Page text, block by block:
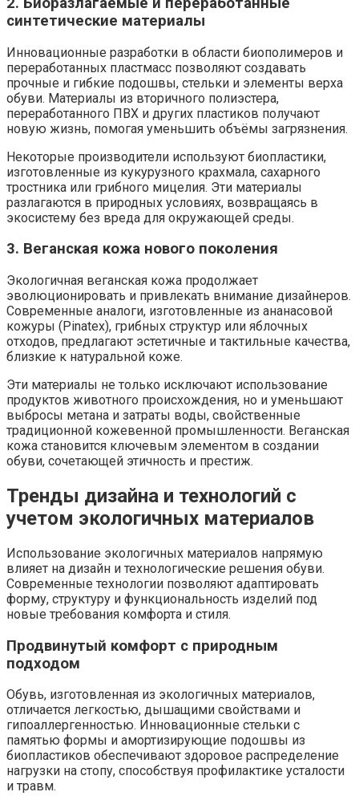
синтетические материалы
Инновационные разработки в области биополимеров и
переработанных пластмасс позволяют создавать
прочные и гибкие подошвы, стельки и элементы верха
обуви. Материалы из вторичного полиэстера,
переработанного ПВХ и других пластиков получают
новую жизнь, помогая уменьшить объёмы загрязнения.
Некоторые производители используют биопластики,
изготовленные из кукурузного крахмала, сахарного
тростника или грибного мицелия. Эти материалы
разлагаются в природных условиях, возвращаясь в
экосистему без вреда для окружающей среды.
3. Веганская кожа нового поколения
Экологичная веганская кожа продолжает
эволюционировать и привлекать внимание дизайнеров.
Современные аналоги, изготовленные из ананасовой
кожуры (Pinatex), грибных структур или яблочных
отходов, предлагают эстетичные и тактильные качества,
близкие к натуральной коже.
Эти материалы не только исключают использование
продуктов животного происхождения, но и уменьшают
выбросы метана и затраты воды, свойственные
традиционной кожевенной промышленности. Веганская
кожа становится ключевым элементом в создании
обуви, сочетающей этичность и престиж.
Тренды дизайна и технологий с
учетом экологичных материалов
Использование экологичных материалов напрямую
влияет на дизайн и технологические решения обуви.
Современные технологии позволяют адаптировать
форму, структуру и функциональность изделий под
новые требования комфорта и стиля.
Продвинутый комфорт с природным
подходом
Обувь, изготовленная из экологичных материалов,
отличается легкостью, дышащими свойствами и
гипоаллергенностью. Инновационные стельки с
памятью формы и амортизирующие подошвы из
биопластиков обеспечивают здоровое распределение
нагрузки на стопу, способствуя профилактике усталости
и травм.